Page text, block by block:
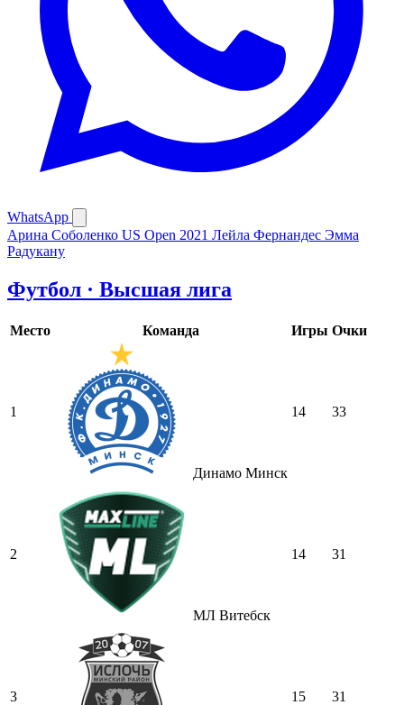
WhatsApp
Арина Соболенко US Open 2021 Лейла Фернандес Эмма
Радукану
Футбол · Высшая лига
Место Команда Игры Очки
1
Динамо Минск
14 33
2
МЛ Витебск
14 31
3 15 31